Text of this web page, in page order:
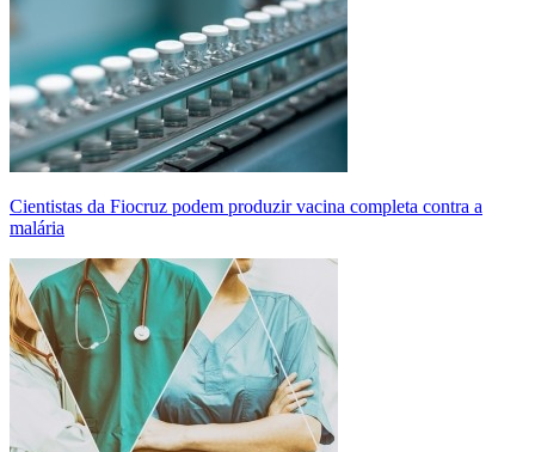
Cientistas da Fiocruz podem produzir vacina completa contra a
malária